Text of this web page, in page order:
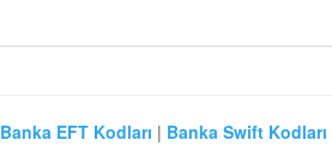
Banka EFT Kodları | Banka Swift Kodları